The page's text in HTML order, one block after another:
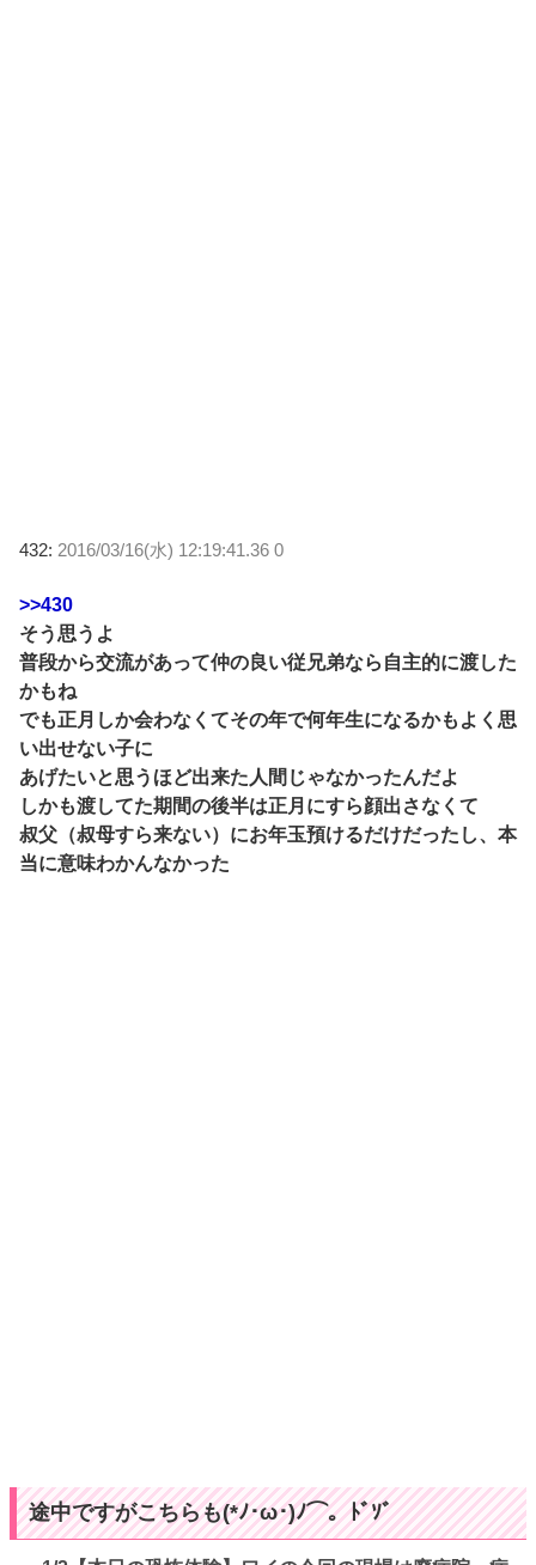
432: 2016/03/16(水) 12:19:41.36 0
>>430
そう思うよ
普段から交流があって仲の良い従兄弟なら自主的に渡した
かもね
でも正月しか会わなくてその年で何年生になるかもよく思
い出せない子に
あげたいと思うほど出来た人間じゃなかったんだよ
しかも渡してた期間の後半は正月にすら顔出さなくて
叔父（叔母すら来ない）にお年玉預けるだけだったし、本
当に意味わかんなかった
途中ですがこちらも(*ﾉ･ω･)ﾉ⌒。ﾄﾞｿﾞ